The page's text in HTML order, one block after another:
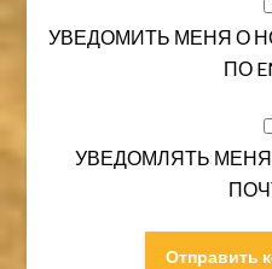
УВЕДОМИТЬ МЕНЯ О
ПО
УВЕДОМЛЯТЬ